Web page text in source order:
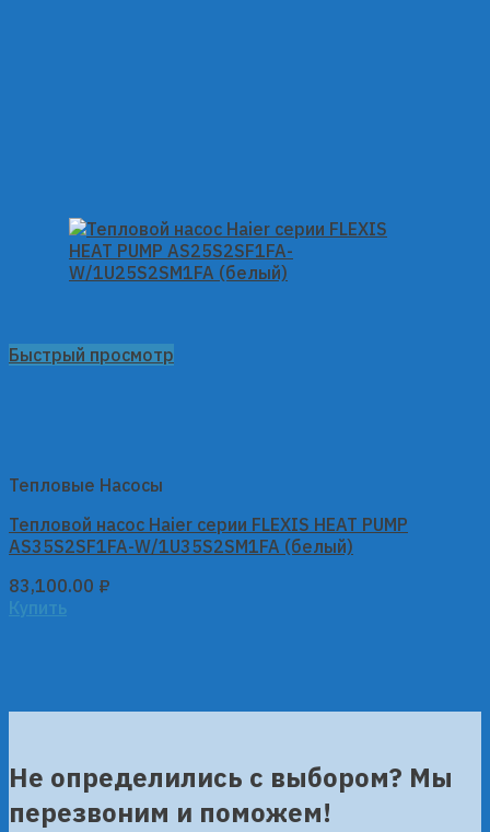
Быстрый просмотр
Тепловые Насосы
Тепловой насос Haier серии FLEXIS HEAT PUMP
AS35S2SF1FA-W/1U35S2SM1FA (белый)
83,100.00 ₽
Купить
Не определились с выбором? Мы
перезвоним и поможем!